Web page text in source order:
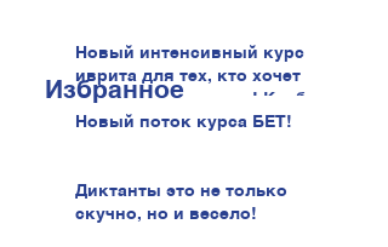
Новый интенсивный курс
иврита для тех, кто хочет
говорить увереннее! Клуб
иврита!
Новый поток курса БЕТ!
Диктанты это не только
скучно, но и весело!
Избранное